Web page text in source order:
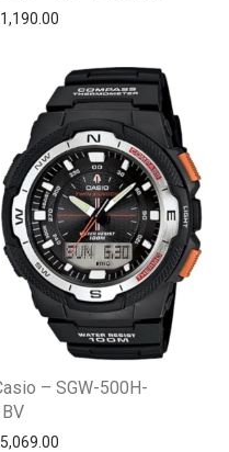
1,190.00
– SGW-500H-
5,069.00